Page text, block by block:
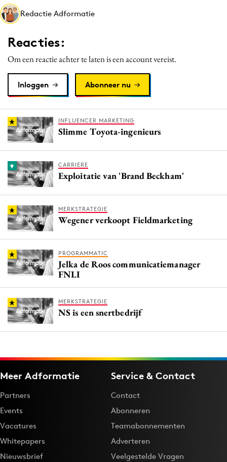
Interne communicatie
Martech
Media
Programmatic
Purpose Marketing
Reputatie & crisis
Redactie Adformatie
Reacties:
Om een reactie achter te laten is een account vereist.
Inloggen Abonneer nu
INFLUENCER MARKETING
Slimme Toyota-ingenieurs
CARRIERE
Exploitatie van 'Brand Beckham'
MERKSTRATEGIE
Wegener verkoopt Fieldmarketing
PROGRAMMATIC
Jelka de Roos communicatiemanager
FNLI
MERKSTRATEGIE
NS is een snertbedrijf
Meer Adformatie
Partners
Events
Vacatures
Whitepapers
Nieuwsbrief
Service & Contact
Contact
Abonneren
Teamabonnementen
Adverteren
Veelgestelde Vragen